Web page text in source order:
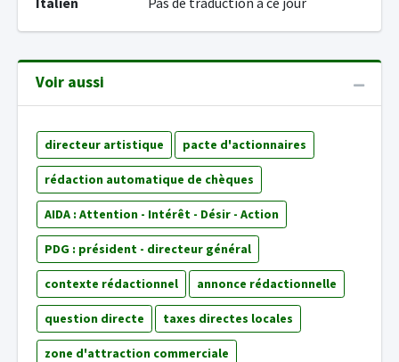
Voir aussi
directeur artistique pacte d'actionnaires
rédaction automatique de chèques
AIDA : Attention - Intérêt - Désir - Action
PDG : président - directeur général
contexte rédactionnel annonce rédactionnelle
question directe taxes directes locales
zone d'attraction commerciale